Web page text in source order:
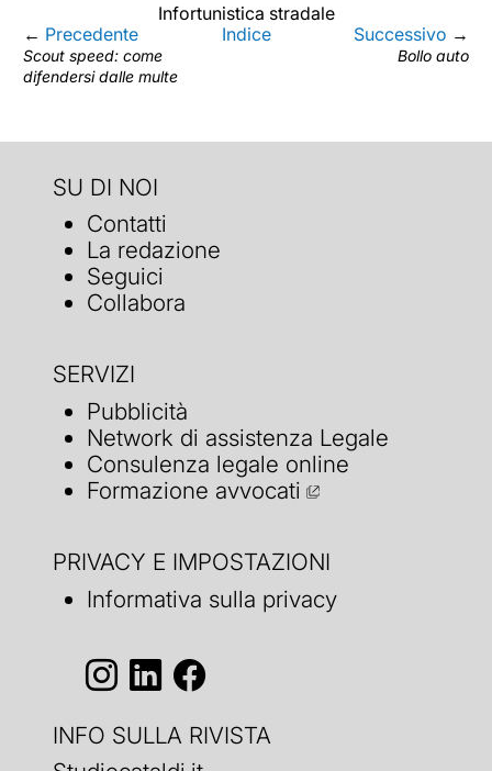
Infortunistica stradale
← Precedente
Scout speed: come
difendersi dalle multe
Indice Successivo →
Bollo auto
SU DI NOI
Contatti
La redazione
Seguici
Collabora
SERVIZI
Pubblicità
Network di assistenza Legale
Consulenza legale online
Formazione avvocati
PRIVACY E IMPOSTAZIONI
Informativa sulla privacy
INFO SULLA RIVISTA